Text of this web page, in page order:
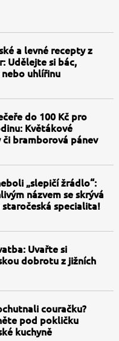
a levné recepty z
Udělejte si bác,
uhlířinu
do 100 Kč pro
Květákové
či bramborová pánev
„slepičí žrádlo“:
názvem se skrývá
staročeská specialita!
Uvařte si
dobrotu z jižních
couračku?
pod pokličku
kuchyně